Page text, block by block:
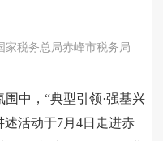
家税务总局赤峰市税务局
中，“典型引领·强基兴
活动于7月4日走进赤